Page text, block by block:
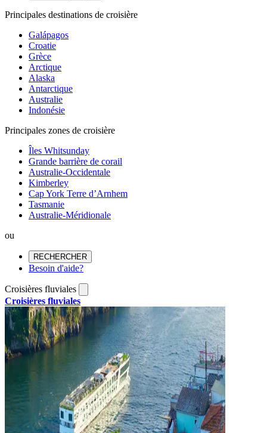
Principales destinations de croisière
Galápagos
Croatie
Grèce
Arctique
Alaska
Antarctique
Australie
Indonésie
Principales zones de croisière
Îles Whitsunday
Grande barrière de corail
Australie-Occidentale
Kimberley
Cap York Terre d’Arnhem
Tasmanie
Australie-Méridionale
ou
RECHERCHER
Besoin d'aide?
Croisières fluviales
Croisières fluviales